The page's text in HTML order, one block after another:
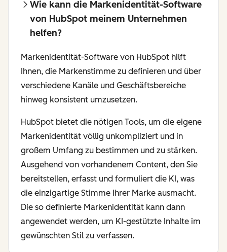
Wie kann die Markenidentität-Software
von HubSpot meinem Unternehmen
helfen?
Markenidentität-Software von HubSpot hilft
Ihnen, die Markenstimme zu definieren und über
verschiedene Kanäle und Geschäftsbereiche
hinweg konsistent umzusetzen.
HubSpot bietet die nötigen Tools, um die eigene
Markenidentität völlig unkompliziert und in
großem Umfang zu bestimmen und zu stärken.
Ausgehend von vorhandenem Content, den Sie
bereitstellen, erfasst und formuliert die KI, was
die einzigartige Stimme Ihrer Marke ausmacht.
Die so definierte Markenidentität kann dann
angewendet werden, um KI-gestützte Inhalte im
gewünschten Stil zu verfassen.